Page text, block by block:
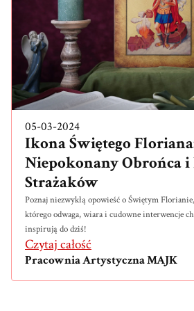
05-03-2024
Ikona Świętego
Niepokonany Obrońca i
Strażaków
Poznaj niezwykłą opowieść o Świętym
którego odwaga, wiara i cudowne interwencje
inspirują do dziś!
Czytaj całość
Pracownia Artystyczna MAJK